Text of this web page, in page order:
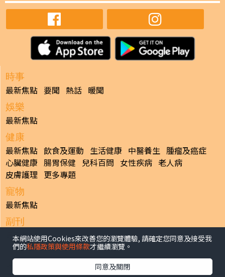
時事
最新焦點 要聞 熱話 暖聞
娛樂
最新焦點
健康
最新焦點 飲食及運動 生活健康 中醫養生 腫瘤及癌症
心臟健康 腸胃保健 兒科百問 女性疾病 老人病
皮膚護理 更多專題
寵物
最新焦點
副刊
最新焦點
日報
中國/國際
本網站使用Cookies來改善您的瀏覽體驗, 請確定您同意及接受我
們的私隱政策與使用條款才繼續瀏覽。
同意及關閉